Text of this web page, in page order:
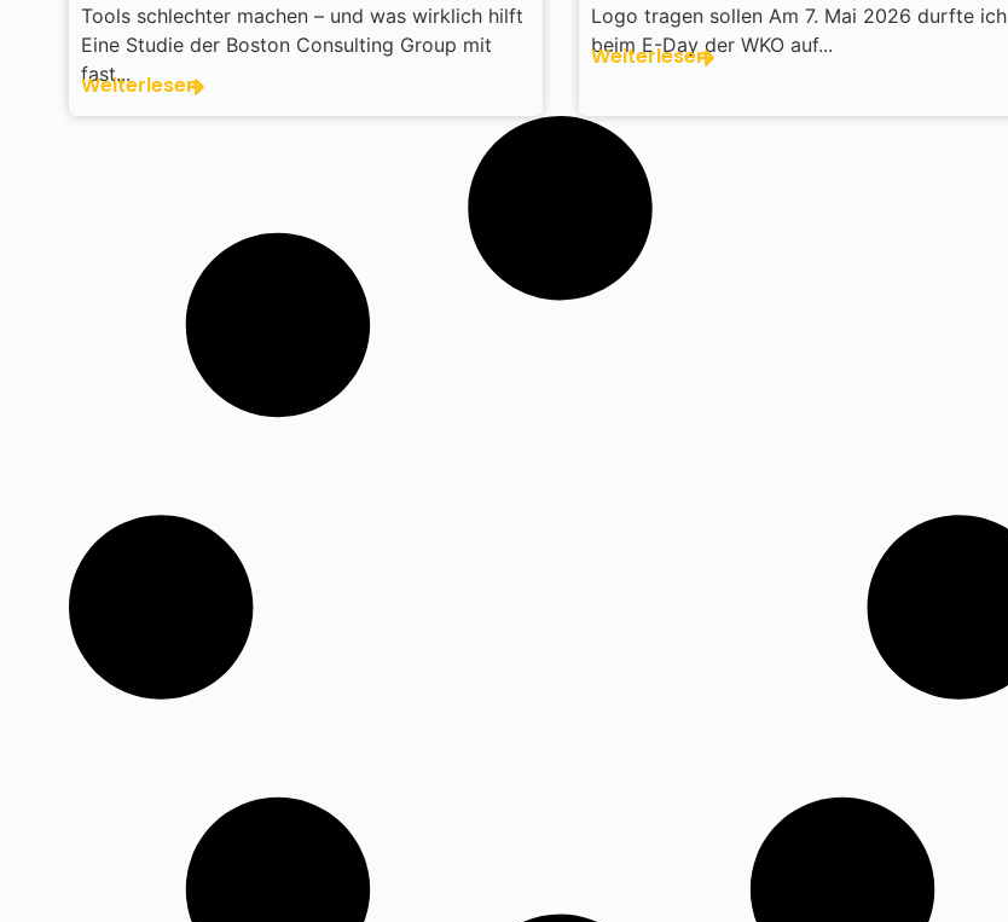
Tools schlechter machen – und was wirklich hilft
Eine Studie der Boston Consulting Group mit
fast...
Weiterlesen
Logo tragen sollen Am 7. Mai 2026 durfte ich
beim E-Day der WKO auf...
Weiterlesen